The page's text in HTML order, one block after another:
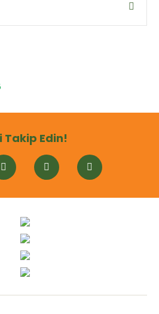
Takip Edin!